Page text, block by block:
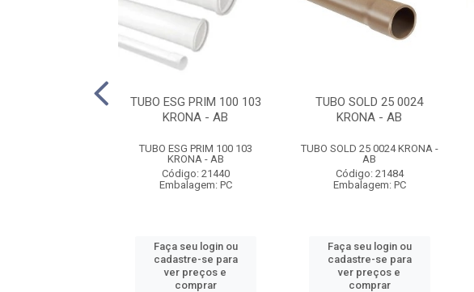
TUBO ESG PRIM 100 103
KRONA - AB
TUBO ESG PRIM 100 103
KRONA - AB
Código: 21440
Embalagem: PC
Faça seu login ou
cadastre-se para
ver preços e
comprar
TUBO SOLD 25 0024
KRONA - AB
TUBO SOLD 25 0024 KRONA -
AB
Código: 21484
Embalagem: PC
Faça seu login ou
cadastre-se para
ver preços e
comprar